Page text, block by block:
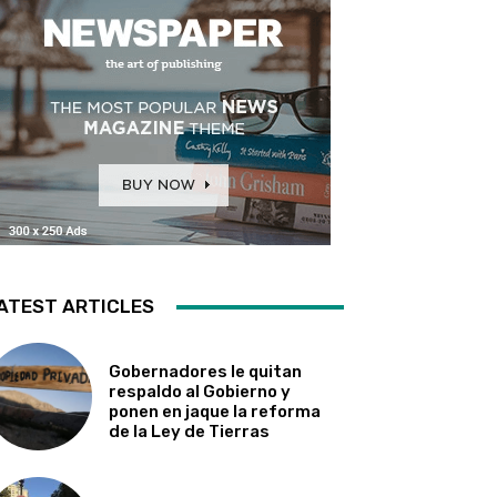
ARTICLES
Gobernadores le quitan
respaldo al Gobierno y
ponen en jaque la reforma
de la Ley de Tierras